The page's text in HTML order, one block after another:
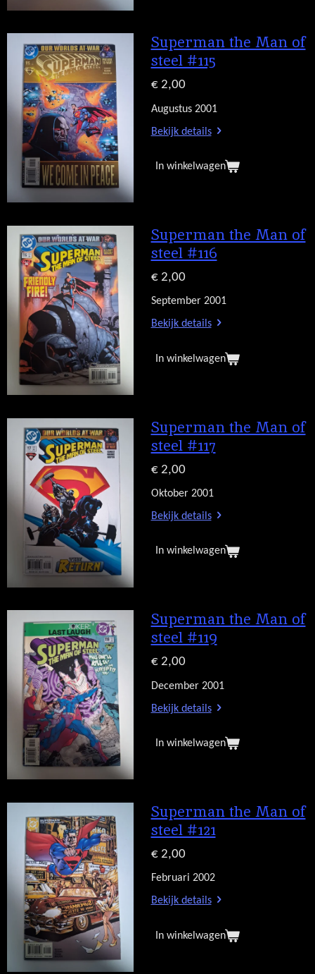
Superman the Man of
steel #115
€ 2,00
Augustus 2001
Bekijk details
In winkelwagen
Superman the Man of
steel #116
€ 2,00
September 2001
Bekijk details
In winkelwagen
Superman the Man of
steel #117
€ 2,00
Oktober 2001
Bekijk details
In winkelwagen
Superman the Man of
steel #119
€ 2,00
December 2001
Bekijk details
In winkelwagen
Superman the Man of
steel #121
€ 2,00
Februari 2002
Bekijk details
In winkelwagen